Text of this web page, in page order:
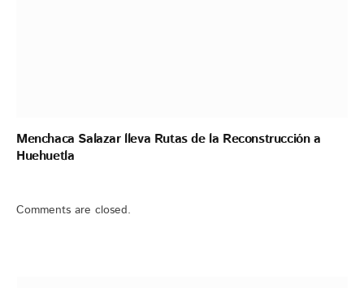
Menchaca Salazar lleva Rutas de la Reconstrucción a
Huehuetla
Comments are closed.